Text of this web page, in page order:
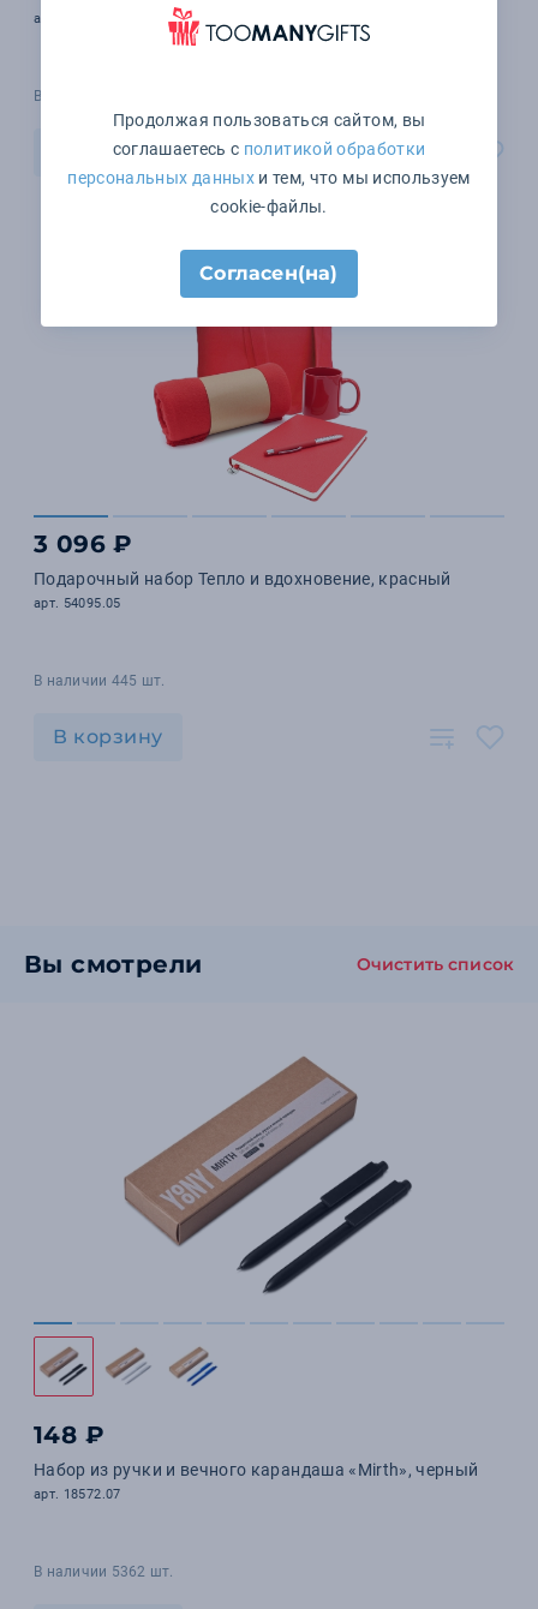
арт. 54115.01
В наличии 498 шт.
В корзину
3 096 ₽
Подарочный набор Тепло и вдохновение, красный
арт. 54095.05
В наличии 445 шт.
В корзину
Вы смотрели Очистить список
148 ₽
Набор из ручки и вечного карандаша «Mirth», черный
арт. 18572.07
В наличии 5362 шт.
Продолжая пользоваться сайтом, вы
соглашаетесь с политикой обработки
персональных данныхи тем, что мы используем
cookie-файлы.
Согласен(на)